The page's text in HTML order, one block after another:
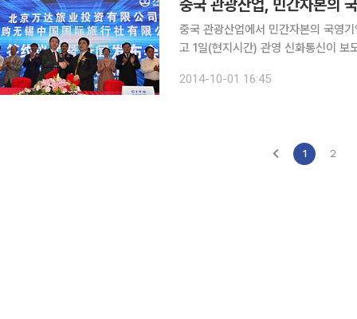
중국 관광산업, 민간자본의
중국 관광산업에서 민간자본의 국영
고 1일(현지시간) 관영 신화통신이 보도했다. 최근 국무원은 중국 관광업 개혁 발전
진입 기준과 운영 규칙을 확립하고 업
2014-10-01 16:45
1 2